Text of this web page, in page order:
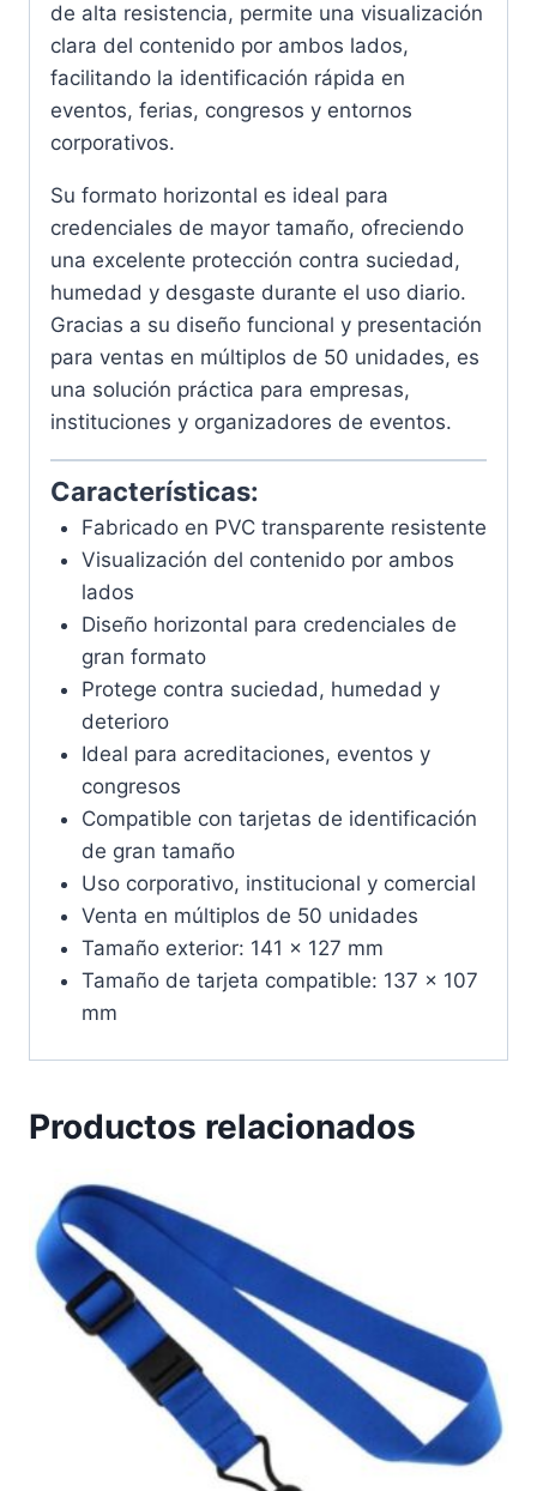
de alta resistencia, permite una visualización
clara del contenido por ambos lados,
facilitando la identificación rápida en
eventos, ferias, congresos y entornos
corporativos.
Su formato horizontal es ideal para
credenciales de mayor tamaño, ofreciendo
una excelente protección contra suciedad,
humedad y desgaste durante el uso diario.
Gracias a su diseño funcional y presentación
para ventas en múltiplos de 50 unidades, es
una solución práctica para empresas,
instituciones y organizadores de eventos.
Características:
Fabricado en PVC transparente resistente
Visualización del contenido por ambos
lados
Diseño horizontal para credenciales de
gran formato
Protege contra suciedad, humedad y
deterioro
Ideal para acreditaciones, eventos y
congresos
Compatible con tarjetas de identificación
de gran tamaño
Uso corporativo, institucional y comercial
Venta en múltiplos de 50 unidades
Tamaño exterior: 141 x 127 mm
Tamaño de tarjeta compatible: 137 x 107
mm
Productos relacionados